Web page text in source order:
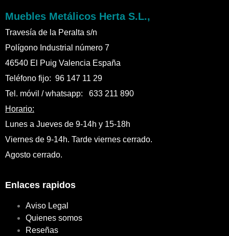
Muebles Metálicos Herta S.L.,
Travesía de la Peralta s/n
Polígono Industrial número 7
46540 El Puig Valencia España
Teléfono fijo: 96 147 11 29
Tel. móvil / whatsapp: 633 211 890
Horario:
Lunes a Jueves de 9-14h y 15-18h
Viernes de 9-14h. Tarde viernes cerrado.
Agosto cerrado.
Enlaces rapidos
Aviso Legal
Quienes somos
Reseñas